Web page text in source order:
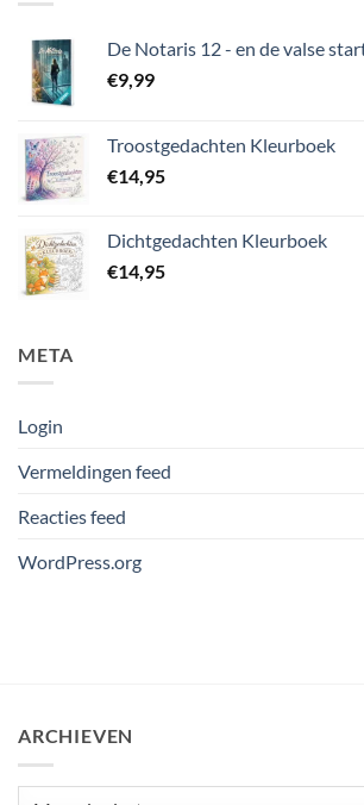
De Notaris 12 - en de valse
€9,99
Troostgedachten Kleurboek
€14,95
Dichtgedachten Kleurboek
€14,95
META
Login
Vermeldingen feed
Reacties feed
WordPress.org
ARCHIEVEN